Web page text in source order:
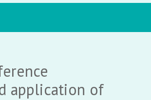
application of